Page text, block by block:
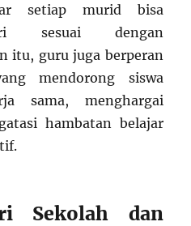
setiap murid bisa
sesuai dengan
itu, guru juga berperan
mendorong siswa
sama, menghargai
hambatan belajar
Sekolah dan